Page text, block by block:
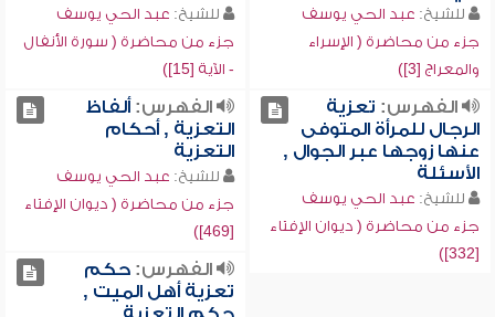
للشيخ: عبد الحي يوسف
جزء من محاضرة ( الإسراء
والمعراج [3])
للشيخ: عبد الحي يوسف
جزء من محاضرة ( سورة الأنفال
- الآية [15])
الفهرس: تعزية
الرجال للمرأة المتوفى
عنها زوجها عبر الجوال ,
الأسئلة
للشيخ: عبد الحي يوسف
جزء من محاضرة ( ديوان الإفتاء
[332])
الفهرس:ألفاظ
التعزية , أحكام
التعزية
للشيخ: عبد الحي يوسف
جزء من محاضرة ( ديوان الإفتاء
[469])
الفهرس:حكم
تعزية أهل الميت ,